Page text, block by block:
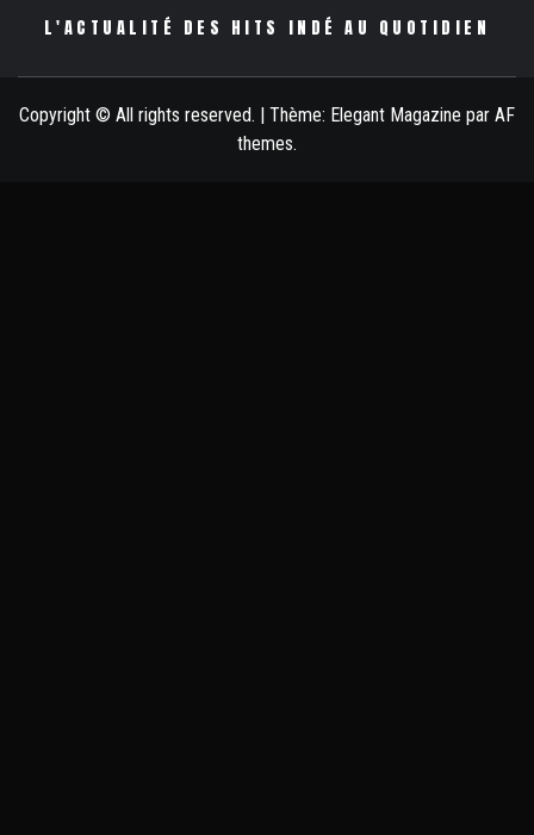
L'ACTUALITÉ DES HITS INDÉ AU QUOTIDIEN
Copyright © All rights reserved. | Thème: Elegant Magazine par AF
themes.